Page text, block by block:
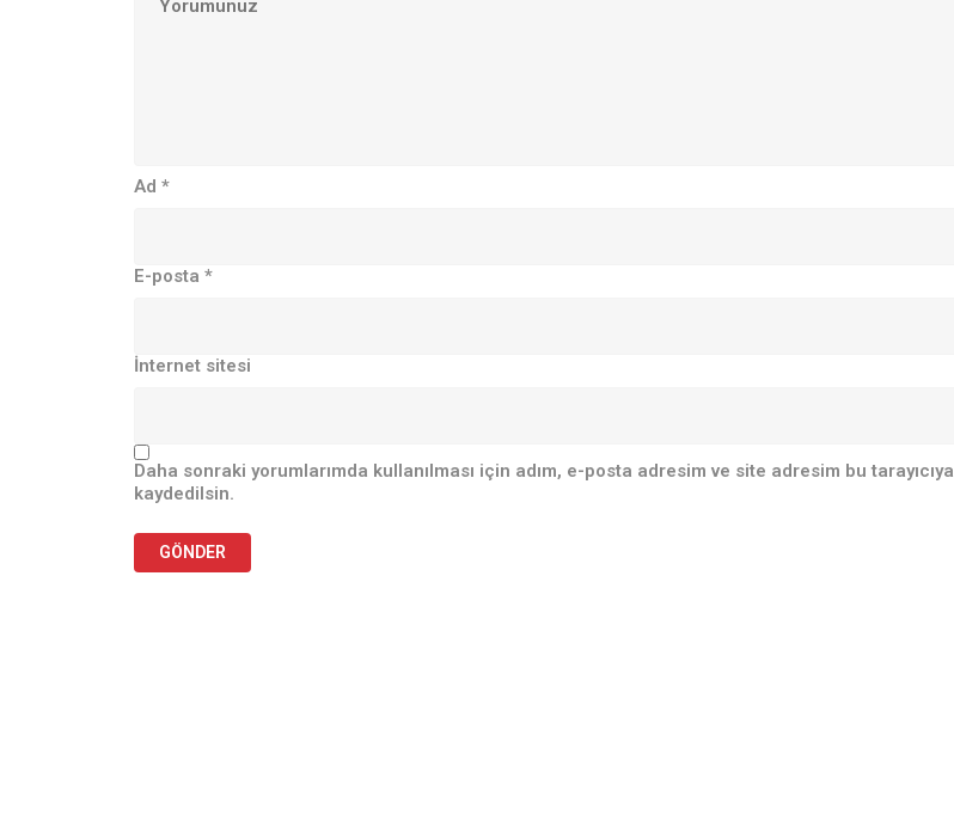
Ad *
E-posta *
İnternet sitesi
Daha sonraki yorumlarımda kullanılması için adım, e-posta adresim ve site adresim bu tarayıcıya
kaydedilsin.